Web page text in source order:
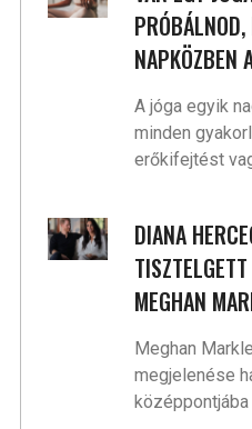
NAPKÖZBEN
A jóga egyik
minden
erőkifejtést
DIANA
MEGHAN
Meghan
megjelenése
középpontjába